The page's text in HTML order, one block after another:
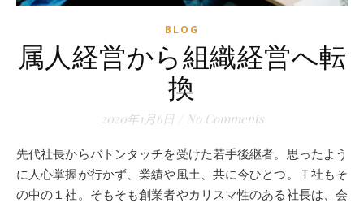
BLOG
属人経営から組織経営へ転
換
2020年1月6日 No Comments
先代社長からバトンタッチを受けた若手後継者。思ったよう
に人心掌握が行かず、業績や風土、共に今ひとつ。Ｔ社もそ
の中の１社。そもそも創業者やカリスマ性のある社長は、会